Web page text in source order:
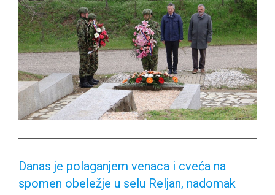
Danas je polaganjem venaca i cveća na
spomen obeležje u selu Reljan, nadomak